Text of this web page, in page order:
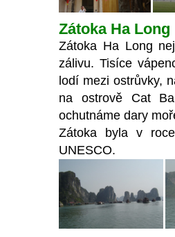
Zátoka Ha Long
Zátoka Ha Long
zálivu. Tisíce
lodí mezi ostrůvky,
na ostrově Cat
ochutnáme dary
Zátoka byla v
UNESCO.